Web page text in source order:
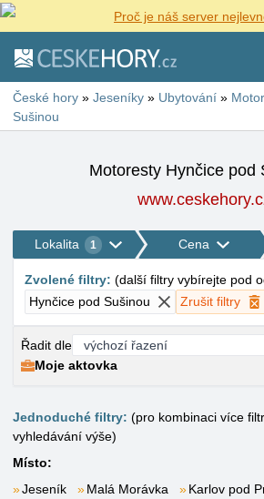
Proč je náš server
České hory » Jeseníky » Ubytování »
Sušinou
Motoresty Hynčice pod
Lokalita 1 Cena
Zvolené filtry: (další filtry vybírejte pod
Hynčice pod Sušinou
Zrušit filtry
Řadit dle
Moje aktovka
Jednoduché filtry: (pro kombinaci více
vyhledávání výše)
Místo:
Jeseník
Malá Morávka
Karlov pod